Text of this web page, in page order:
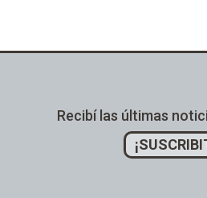
Recibí las últimas